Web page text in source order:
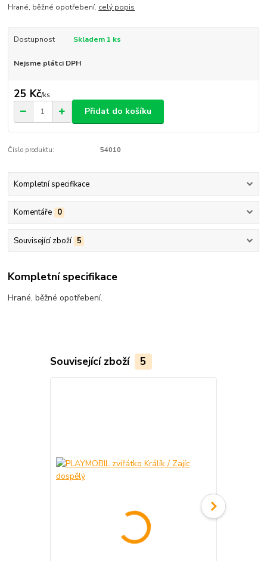
Hrané, běžné opotřebení. celý popis
Dostupnost Skladem 1 ks
Nejsme plátci DPH
25 Kč/ks
Přidat do košíku
Číslo produktu: 54010
Kompletní specifikace
Komentáře 0
Související zboží 5
Kompletní specifikace
Hrané, běžné opotřebení.
Související zboží 5